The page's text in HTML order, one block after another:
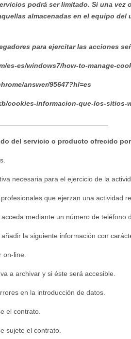
podrá ser limitado. Si una
almacenadas en el equipo
para ejercitar las acciones
es/windows7/how-to-manage-
answer/95647?hl=es
informacion-que-los-sitios-
del servicio o producto ofrecido
necesaria para el ejercicio de la
que ejerzan una actividad
mediante un número de teléfono
la siguiente información con
line.
a archivar y si éste será accesible.
en la introducción de datos.
el contrato.
sujete el contrato.